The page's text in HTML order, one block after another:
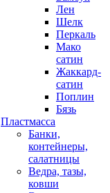
Лен
Шелк
Перкаль
Мако
сатин
Жаккард-
сатин
Поплин
Бязь
Пластмасса
Банки,
контейнеры,
салатницы
Ведра, тазы,
ковши